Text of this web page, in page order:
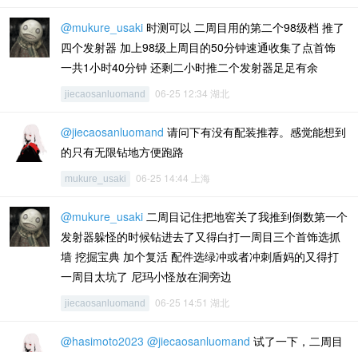
@mukure_usaki 时测可以 二周目用的第二个98级档 推了
四个发射器 加上98级上周目的50分钟速通收集了点首饰
一共1小时40分钟 还剩二小时推二个发射器足足有余
jiecaosanluomand 06-25 12:34 湖北
@jiecaosanluomand 请问下有没有配装推荐。感觉能想到
的只有无限钻地方便跑路
mukure_usaki 06-25 14:44 上海
@mukure_usaki 二周目记住把地窖关了我推到倒数第一个
发射器躲怪的时候钻进去了又得白打一周目三个首饰选抓
墙 挖掘宝典 加个复活 配件选绿冲或者冲刺盾妈的又得打
一周目太坑了 尼玛小怪放在洞旁边
jiecaosanluomand 06-25 14:51 湖北
@hasimoto2023 @jiecaosanluomand 试了一下，二周目